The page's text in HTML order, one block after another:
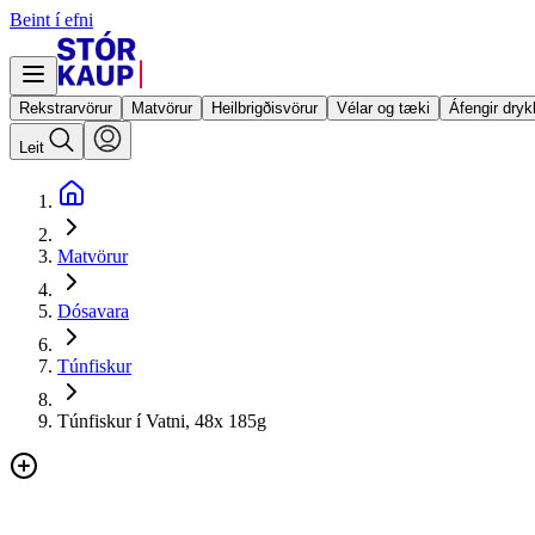
Beint í efni
Rekstrarvörur Matvörur Heilbrigðisvörur Vélar og tæki Áfengir
Leit
Matvörur
Dósavara
Túnfiskur
Túnfiskur í Vatni, 48x 185g